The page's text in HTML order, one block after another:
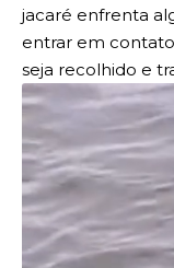
jacaré enfrenta
entrar em
seja recolhido e